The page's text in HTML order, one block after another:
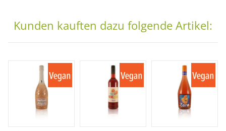
Kunden kauften dazu folgende Artikel: